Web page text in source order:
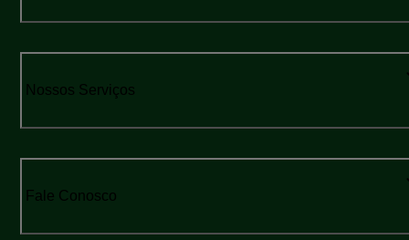
Nossos Serviços
Fale Conosco